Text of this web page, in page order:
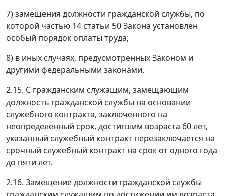
7) замещения должности гражданской службы, по
которой частью 14 статьи 50 Закона установлен
особый порядок оплаты труда;
8) в иных случаях, предусмотренных Законом и
другими федеральными законами.
2.15. С гражданским служащим, замещающим
должность гражданской службы на основании
служебного контракта, заключенного на
неопределенный срок, достигшим возраста 60 лет,
указанный служебный контракт перезаключается на
срочный служебный контракт на срок от одного года
до пяти лет.
2.16. Замещение должности гражданской службы